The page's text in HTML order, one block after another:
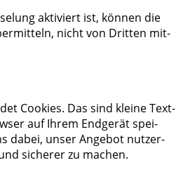
akti­viert ist, kön­nen die
nicht von Drit­ten mit­
Coo­kies. Das sind klei­ne Text­
auf Ihrem End­ge­rät spei­
dabei, unser Ange­bot nut­zer­
siche­rer zu machen.